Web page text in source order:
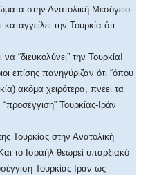
στην Ανατολική Μεσόγειο
την Τουρκία ότι
“διευκολύνει” την Τουρκία!
επίσης πανηγύριζαν ότι “όπου
ακόμα χειρότερα, πνέει τα
Τουρκίας-Ιράν
Τουρκίας στην Ανατολική
το Ισραήλ θεωρεί υπαρξιακό
Τουρκίας-Ιράν ως